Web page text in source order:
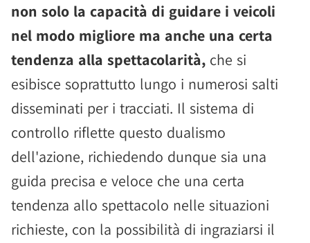
non solo la capacità di guidare i veicoli
nel modo migliore ma anche una certa
tendenza alla spettacolarità, che si
esibisce soprattutto lungo i numerosi salti
disseminati per i tracciati. Il sistema di
controllo riflette questo dualismo
dell'azione, richiedendo dunque sia una
guida precisa e veloce che una certa
tendenza allo spettacolo nelle situazioni
richieste, con la possibilità di ingraziarsi il